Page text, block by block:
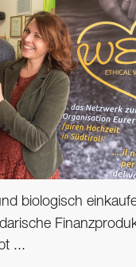
biologisch
...